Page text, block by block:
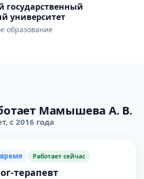
государственный
университет
образование
Мамышева А. В.
с 2016 года
Работает сейчас
терапевт